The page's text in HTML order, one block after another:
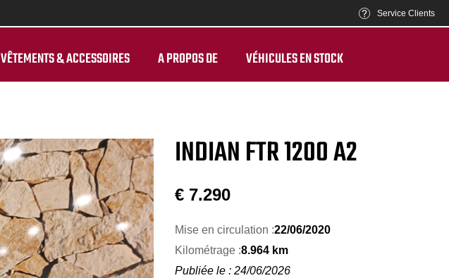
Service Clients
VÊTEMENTS & ACCESSOIRES A PROPOS DE VÉHICULES EN STOCK
INDIAN FTR 1200 A2
€ 7.290
Mise en circulation :22/06/2020
Kilométrage :8.964 km
Publiée le : 24/06/2026